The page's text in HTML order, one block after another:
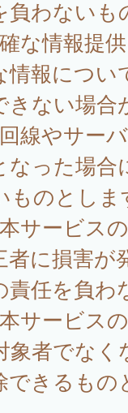
わないも
な情報提
情報につい
ない場合
線やサー
なった場
のとしま
サービス
者に損害が
責任を負わ
サービス
象者でなく
きるもの